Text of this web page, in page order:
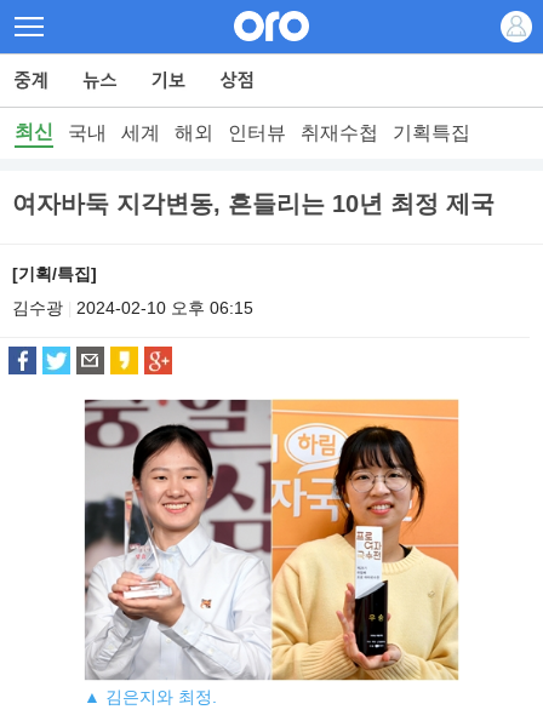
최신 국내 세계 해외 인터뷰 취재수첩 기획특집
여자바둑 지각변동, 흔들리는 10년 최정 제국
[기획/특집]
김수광
2024-02-10 오후 06:15
▲ 김은지와 최정.